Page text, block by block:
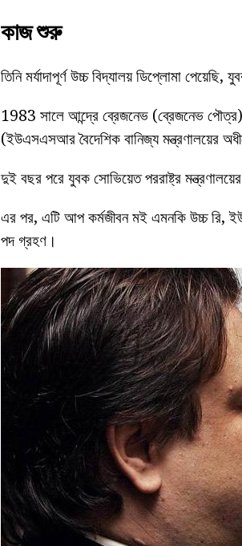
কাজ শুরু
তিনি মর্যাদাপূর্ণ উচ্চ বিদ্যালয় ডিপ্লোমা পেয়েছি,
1983 সালে আন্দ্রে ব্রেজনেভ (ব্রেজনেভ
(ইউএসএসআর বৈদেশিক বানিজ্য মন্ত্রণালয়ের
দুই বছর পরে যুবক সোভিয়েত পররাষ্ট্র
এর পর, এটি আপ কর্মজীবন মই এমনকি উচ্চ রি,
পদ গ্রহণ।